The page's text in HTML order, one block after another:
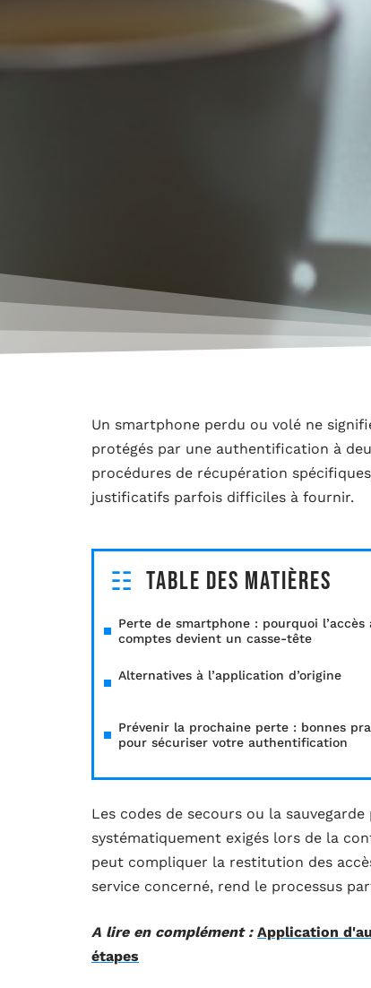
Un smartphone perdu ou volé ne
protégés par une authentification à
procédures de récupération
justificatifs parfois difficiles à fournir.
Table des matières
Perte de smartphone : pourquoi l’accès
comptes devient un casse-tête
Alternatives à l’application d’origine
Prévenir la prochaine perte : bonnes
pour sécuriser votre authentification
Les codes de secours ou la
systématiquement exigés lors de la
peut compliquer la restitution des
service concerné, rend le processus
A lire en complément : Application
étapes